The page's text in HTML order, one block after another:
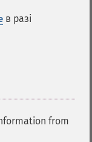
в разі
from